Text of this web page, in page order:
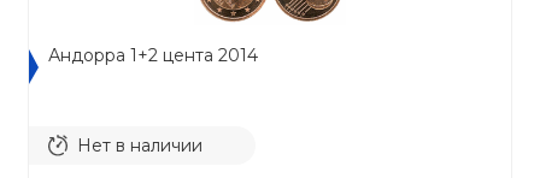
Андорра 1+2 цента 2014
Нет в наличии